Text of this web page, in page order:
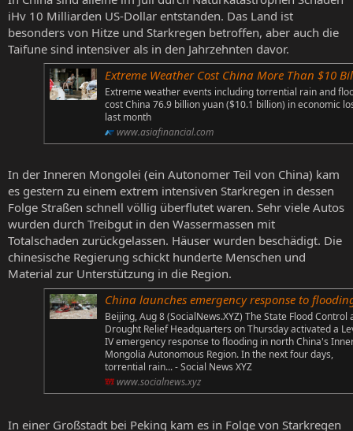
iHv 10 Milliarden US-Dollar entstanden. Das Land ist
besonders von Hitze und Starkregen betroffen, aber auch die
Taifune sind intensiver als in den Jahrzehnten davor.
Extreme Weather Cost China More Than $10 Billion In July
Extreme weather events including torrential rain and
cost China 76.9 billion yuan ($10.1 billion) in economic
last month
www.asiafinancial.com
In der Inneren Mongolei (ein Autonomer Teil von China) kam
es gestern zu einem extrem intensiven Starkregen in dessen
Folge Straßen schnell völlig überflutet waren. Sehr viele Autos
wurden durch Treibgut in den Wassermassen mit
Totalschaden zurückgelassen. Häuser wurden beschädigt. Die
chinesische Regierung schickt hunderte Menschen und
Material zur Unterstützung in die Region.
China launches emergency response to flooding in Inner Mongolia - Social News
Beijing, Aug 8 (SocialNews.XYZ) The State Flood Control
Drought Relief Headquarters on Thursday activated a
IV emergency response to flooding in north China's
Mongolia Autonomous Region. In the next four days,
torrential rain... - Social News XYZ
www.socialnews.xyz
In einer Großstadt bei Peking kam es in Folge von Starkregen